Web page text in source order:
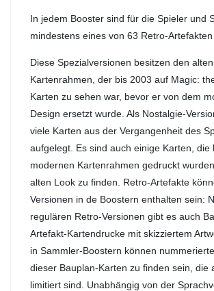
In jedem Booster sind für die Spieler und
mindestens eines von 63 Retro-Artefakten
Diese Spezialversionen besitzen den alten
Kartenrahmen, der bis 2003 auf Magic:
Karten zu sehen war, bevor er von dem
Design ersetzt wurde. Als Nostalgie-
viele Karten aus der Vergangenheit des
aufgelegt. Es sind auch einige Karten, die
modernen Kartenrahmen gedruckt
alten Look zu finden. Retro-Artefakte
Versionen in de Boostern enthalten sein:
regulären Retro-Versionen gibt es auch
Artefakt-Kartendrucke mit skizziertem
in Sammler-Boostern können
dieser Bauplan-Karten zu finden sein, die
limitiert sind. Unabhängig von der